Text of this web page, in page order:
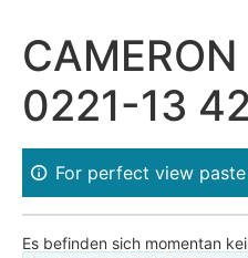
0221-13
For perfect view
Es befinden sich momentan